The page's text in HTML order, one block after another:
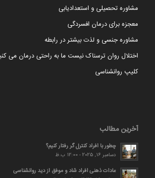
مشاوره تحصیلی و استعدادیابی
معجزه برای درمان افسردگی
مشاوره جنسی و لذت بیشتر در رابطه
اختلال روان ترسناک نیست ما به راحتی درمان می
کلیپ روانشناسی
آخرین مطالب
چطور با افراد کنترل گر رفتار کنیم؟
دسامبر 16, 2025 - 12:00 ب.ظ
عادات ذهنی افراد شاد و موفق از دید روانشناسی